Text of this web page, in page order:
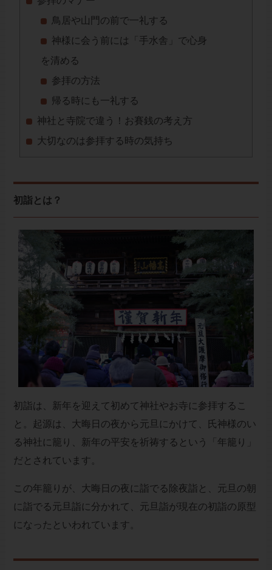
鳥居や山門の前で一礼する
神様に会う前には「手水舎」で心身
を清める
参拝の方法
帰る時にも一礼する
神社と寺院で違う！お賽銭の考え方
大切なのは参拝する時の気持ち
初詣とは？
初詣は、新年を迎えて初めて神社やお寺に参拝するこ
と。起源は、大晦日の夜から元旦にかけて、氏神様のい
る神社に籠り、新年の平安を祈祷するという「年籠り」
だとされています。
この年籠りが、大晦日の夜に詣でる除夜詣と、元旦の朝
に詣でる元旦詣に分かれて、元旦詣が現在の初詣の原型
になったといわれています。